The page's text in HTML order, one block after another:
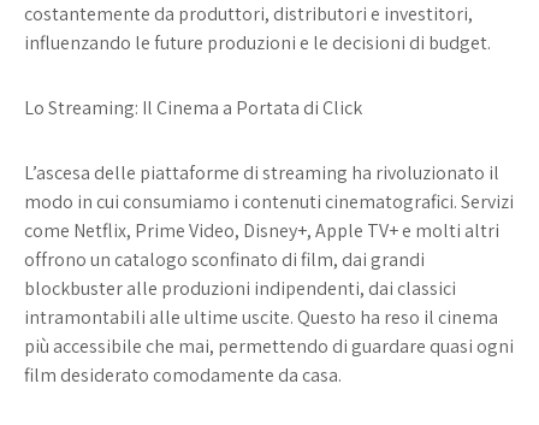
costantemente da produttori, distributori e investitori,
influenzando le future produzioni e le decisioni di budget.
Lo Streaming: Il Cinema a Portata di Click
L’ascesa delle piattaforme di streaming ha rivoluzionato il
modo in cui consumiamo i contenuti cinematografici. Servizi
come Netflix, Prime Video, Disney+, Apple TV+ e molti altri
offrono un catalogo sconfinato di film, dai grandi
blockbuster alle produzioni indipendenti, dai classici
intramontabili alle ultime uscite. Questo ha reso il cinema
più accessibile che mai, permettendo di guardare quasi ogni
film desiderato comodamente da casa.